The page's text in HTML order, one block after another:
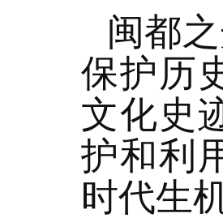
闽都
保护历
文化史
护和利
时代生机